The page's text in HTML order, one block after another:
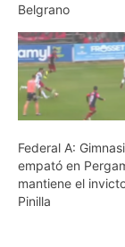
Belgrano
Federal A:
empató en
mantiene el
Pinilla